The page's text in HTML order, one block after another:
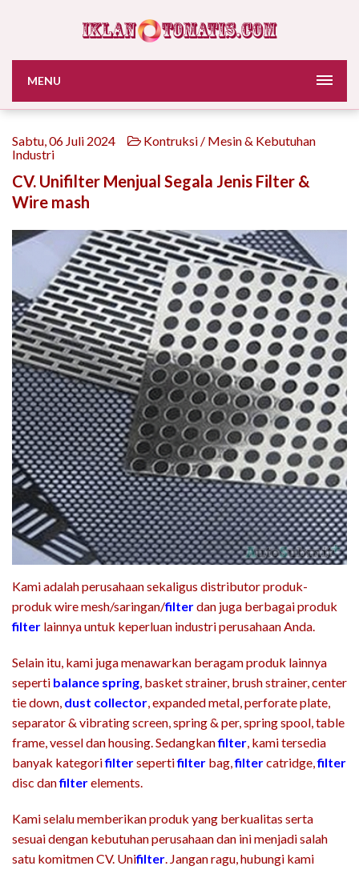
MENU
Sabtu, 06 Juli 2024
Kontruksi / Mesin & Kebutuhan
Industri
CV. Unifilter Menjual Segala Jenis Filter &
Wire mash
Kami adalah perusahaan sekaligus distributor produk-
produk wire mesh/saringan/filterdan juga berbagai produk
filter lainnya untuk keperluan industri perusahaan Anda.
Selain itu, kami juga menawarkan beragam produk lainnya
seperti balance spring, basket strainer, brush strainer, center
tie down, dust collector, expanded metal, perforate plate,
separator & vibrating screen, spring & per, spring spool, table
frame, vessel dan housing. Sedangkanfilter, kami tersedia
banyak kategorifiltersepertifilter bag,filtercatridge,filter
disc danfilterelements.
Kami selalu memberikan produk yang berkualitas serta
sesuai dengan kebutuhan perusahaan dan ini menjadi salah
satu komitmen CV. Unifilter. Jangan ragu, hubungi kami